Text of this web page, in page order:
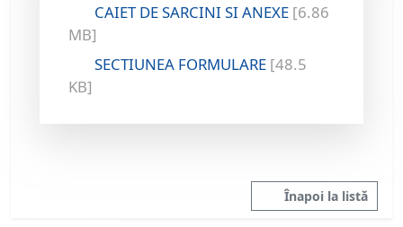
CAIET DE SARCINI SI ANEXE [6.86
MB]
SECTIUNEA FORMULARE [48.5
KB]
Înapoi la listă